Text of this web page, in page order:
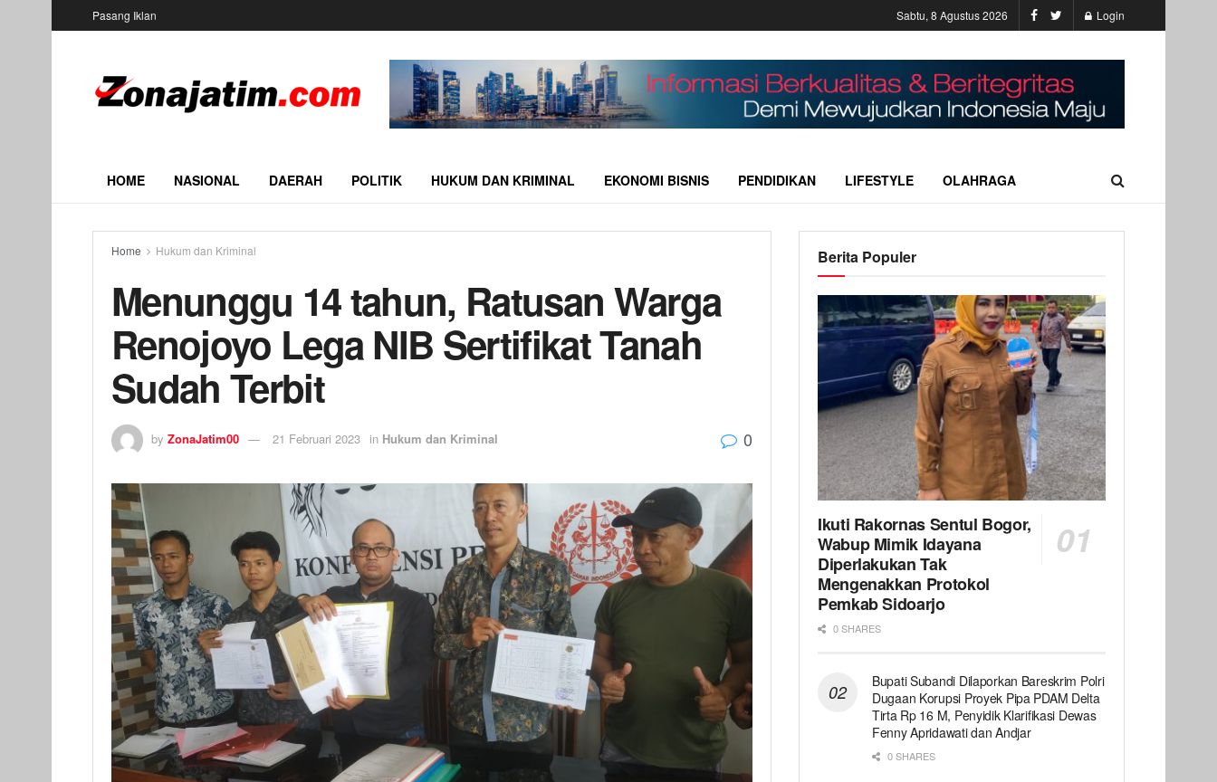
Pasang Iklan Sabtu, 8 Agustus 2026 Login
HOME NASIONAL DAERAH POLITIK HUKUM DAN KRIMINAL EKONOMI BISNIS PENDIDIKAN LIFESTYLE OLAHRAGA
Home Hukum dan Kriminal
Menunggu 14 tahun, Ratusan Warga
Renojoyo Lega NIB Sertifikat Tanah
Sudah Terbit
by ZonaJatim00 21 Februari 2023 in Hukum dan Kriminal 0
Berita Populer
Ikuti Rakornas Sentul Bogor,
Wabup Mimik Idayana
Diperlakukan Tak
Mengenakkan Protokol
Pemkab Sidoarjo
0 SHARES
Bupati Subandi Dilaporkan Bareskrim Polri
Dugaan Korupsi Proyek Pipa PDAM Delta
Tirta Rp 16 M, Penyidik Klarifikasi Dewas
Fenny Apridawati dan Andjar
0 SHARES